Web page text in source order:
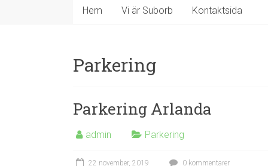
Hem Vi är Suborb Kontaktsida
Parkering
Parkering Arlanda
admin Parkering
22 november, 2019 0 kommentarer